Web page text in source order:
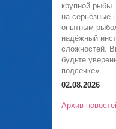
крупной
на серьёзные
опытным
надёжный
сложностей.
будьте
подсечке».
02.08.2026
Архив